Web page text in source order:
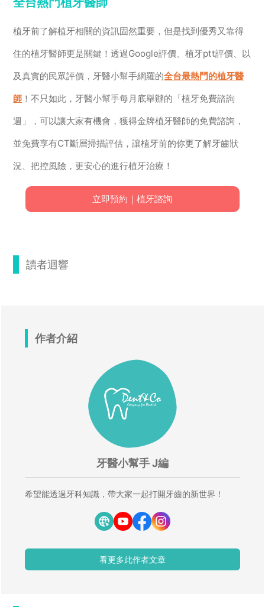
植牙前了解植牙相關的資訊固然重要，但是找到優秀又靠得
住的植牙醫師更是關鍵！透過Google評價、植牙ptt評價、以
及真實的民眾評價，牙醫小幫手網羅的全台最熱門的植牙醫
師 ！不只如此，牙醫小幫手每月底舉辦的「植牙免費諮詢
週」，可以讓大家有機會，獲得金牌植牙醫師的免費諮詢，
並免費享有CT斷層掃描評估，讓植牙前的你更了解牙齒狀
況、把控風險，更安心的進行植牙治療！
立即預約｜植牙諮詢
讀者迴響
作者介紹
牙醫小幫手 J編
希望能透過牙科知識，帶大家一起打開牙齒的新世界！
看更多此作者文章